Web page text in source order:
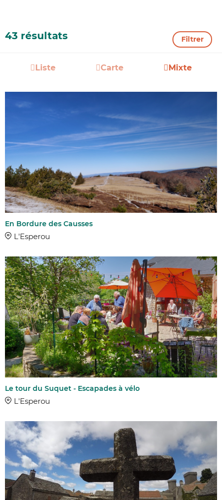
43 résultats Filtrer
Liste Carte Mixte
En Bordure des Causses
L'Esperou
Le tour du Suquet - Escapades à vélo
L'Esperou